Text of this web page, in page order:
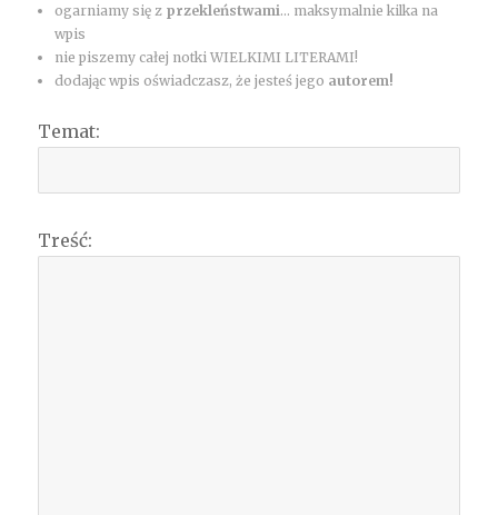
ogarniamy się z przekleństwami... maksymalnie kilka na
wpis
nie piszemy całej notki WIELKIMI LITERAMI!
dodając wpis oświadczasz, że jesteś jego autorem!
Temat:
Treść: